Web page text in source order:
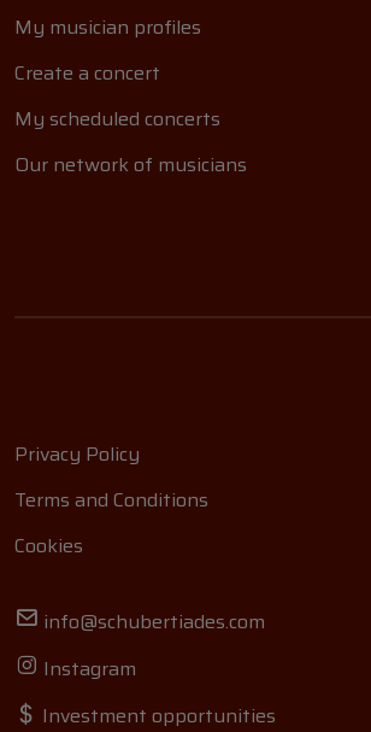
My musician profiles
Create a concert
My scheduled concerts
Our network of musicians
Privacy Policy
Terms and Conditions
Cookies
info@schubertiades.com
Instagram
Investment opportunities